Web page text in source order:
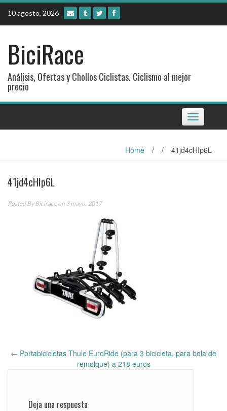
Skip
content
10 agosto, 2026
BiciRace
Análisis, Ofertas y Chollos Ciclistas. Ciclismo al mejor
precio
Toggle
navigation
Home / / 41jd4cHIp6L
41jd4cHIp6L
Posted ByBiciraceon 3 mayo, 2017
navigation
← Portabicicletas Thule EuroRide (para 3 bicicleta, para bola de
remolque) a 218 euros
Deja una respuesta